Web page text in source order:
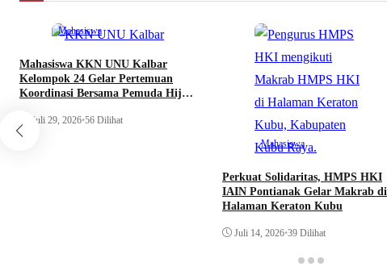
Mahasiswa
Mahasiswa KKN UNU Kalbar
Kelompok 24 Gelar Pertemuan
Koordinasi Bersama Pemuda Hijau
Juli 29, 2026•56 Dilihat
Mahasiswa
Perkuat Solidaritas, HMPS HKI
IAIN Pontianak Gelar Makrab di
Halaman Keraton Kubu
Juli 14, 2026•39 Dilihat